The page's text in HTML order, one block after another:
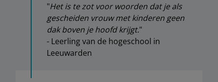
"Het is te zot voor woorden dat je als
gescheiden vrouw met kinderen geen
dak boven je hoofd krĳgt."
- Leerling van de hogeschool in
Leeuwarden